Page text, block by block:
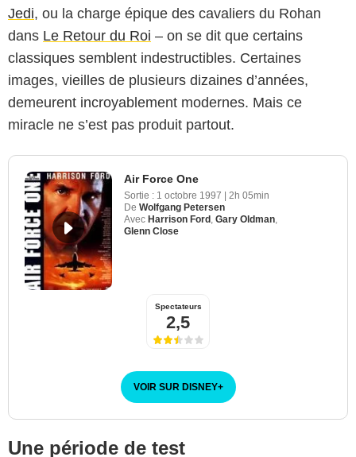
Jedi, ou la charge épique des cavaliers du Rohan
dans Le Retour du Roi – on se dit que certains
classiques semblent indestructibles. Certaines
images, vieilles de plusieurs dizaines d’années,
demeurent incroyablement modernes. Mais ce
miracle ne s’est pas produit partout.
Air Force One
Sortie : 1 octobre 1997 | 2h 05min
De Wolfgang Petersen
Avec Harrison Ford Gary Oldman
Glenn Close
Spectateurs
2,5
VOIR SUR DISNEY+
Une période de test